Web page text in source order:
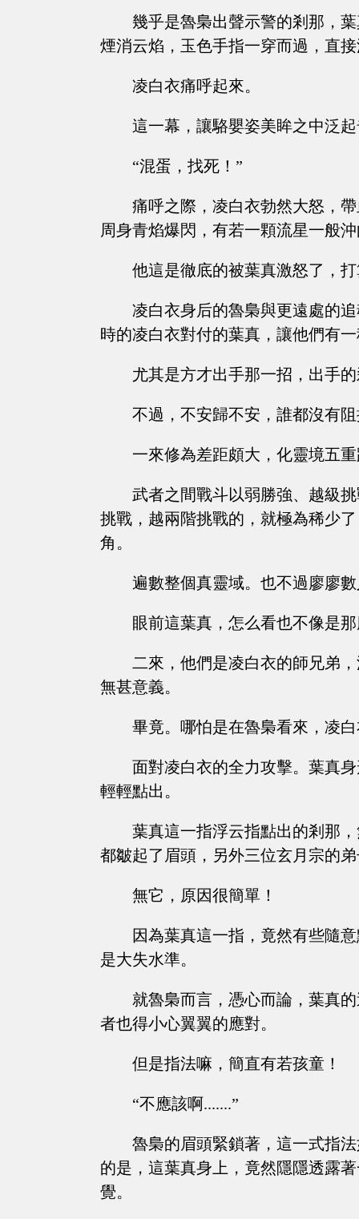
幾乎是魯梟出聲示警的剎那，
煙消云焰，玉色手指一穿而過，直
凌白衣痛呼起來。
這一幕，讓駱嬰姿美眸之中泛
“混蛋，找死！”
痛呼之際，凌白衣勃然大怒，
周身青焰爆閃，有若一顆流星一般
他這是徹底的被葉真激怒了，
凌白衣身后的魯梟與更遠處的
時的凌白衣對付的葉真，讓他們有
尤其是方才出手那一招，出手
不過，不安歸不安，誰都沒有
一來修為差距頗大，化靈境五
武者之間戰斗以弱勝強、越級
挑戰，越兩階挑戰的，就極為稀少
角。
遍數整個真靈域。也不過廖廖
眼前這葉真，怎么看也不像是
二來，他們是凌白衣的師兄弟
無甚意義。
畢竟。哪怕是在魯梟看來，凌
面對凌白衣的全力攻擊。葉真
輕輕點出。
葉真這一指浮云指點出的剎那
都皺起了眉頭，另外三位玄月宗的
無它，原因很簡單！
因為葉真這一指，竟然有些隨
是大失水準。
就魯梟而言，憑心而論，葉真
者也得小心翼翼的應對。
但是指法嘛，簡直有若孩童！
“不應該啊.......”
魯梟的眉頭緊鎖著，這一式指
的是，這葉真身上，竟然隱隱透露
覺。